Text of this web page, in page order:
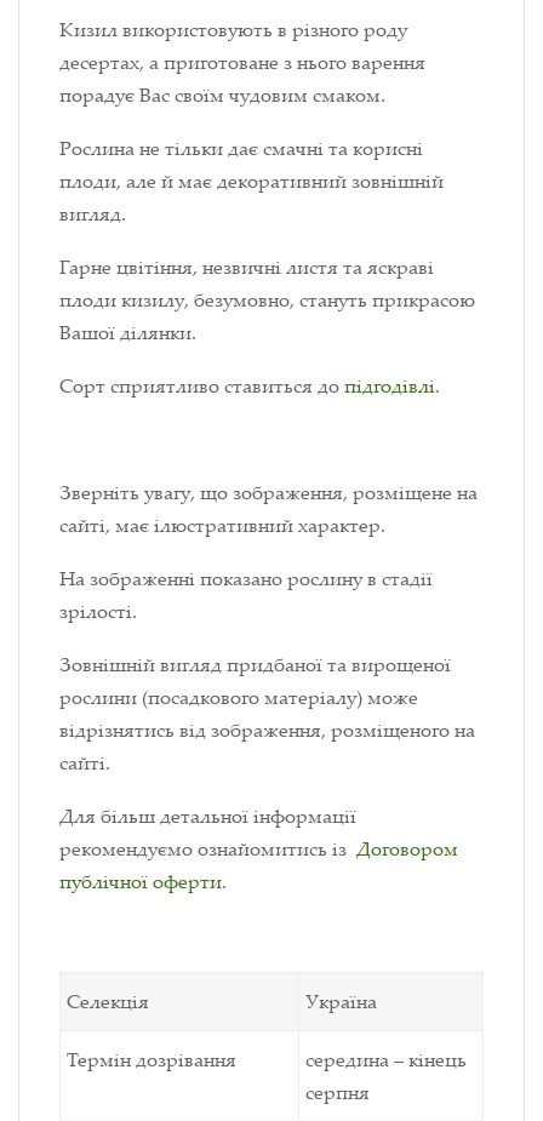
Кизил використовують в різного роду
десертах, а приготоване з нього варення
порадує Вас своїм чудовим смаком.
Рослина не тільки дає смачні та корисні
плоди, але й має декоративний зовнішній
вигляд.
Гарне цвітіння, незвичні листя та яскраві
плоди кизилу, безумовно, стануть прикрасою
Вашої ділянки.
Сорт сприятливо ставиться допідгодівлі.
Зверніть увагу, що зображення, розміщене на
сайті, має ілюстративний характер.
На зображенні показано рослину в стадії
зрілості.
Зовнішній вигляд придбаної та вирощеної
рослини (посадкового матеріалу) може
відрізнятись від зображення, розміщеного на
сайті.
Для більш детальної інформації
рекомендуємо ознайомитись із Договором
публічної оферти.
Селекція Україна
Термін дозрівання
середина – кінець
серпня